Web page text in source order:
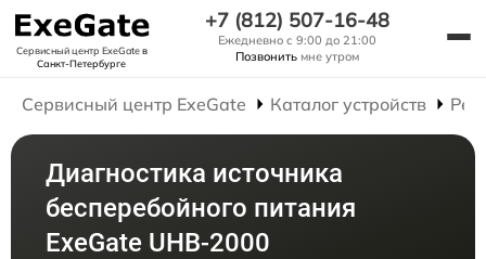
Сервисный центр ExeGateв
Санкт-Петербурге
+7 (812) 507-16-48
Ежедневно с 9:00 до 21:00
Позвонить мне утром
Сервисный центр ExeGate Каталог устройств
Диагностика источника
бесперебойного питания
ExeGate UHB-2000